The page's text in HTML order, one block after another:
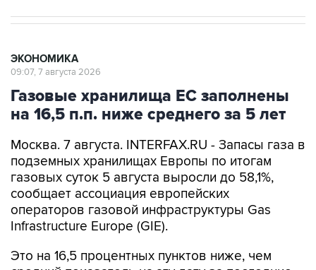
ЭКОНОМИКА
09:07, 7 августа 2026
Газовые хранилища ЕС заполнены
на 16,5 п.п. ниже среднего за 5 лет
Москва. 7 августа. INTERFAX.RU - Запасы газа в
подземных хранилищах Европы по итогам
газовых суток 5 августа выросли до 58,1%,
сообщает ассоциация европейских
операторов газовой инфраструктуры Gas
Infrastructure Europe (GIE).
Это на 16,5 процентных пунктов ниже, чем